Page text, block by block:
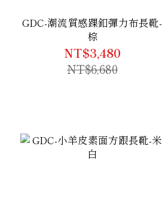
GDC-潮流質感踝釦彈力布長靴-
棕
NT$3,480
NT$6,680